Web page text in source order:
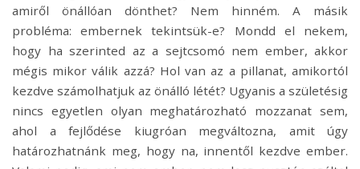
amiről önállóan dönthet? Nem hinném. A másik
probléma: embernek tekintsük-e? Mondd el nekem,
hogy ha szerinted az a sejtcsomó nem ember, akkor
mégis mikor válik azzá? Hol van az a pillanat, amikortól
kezdve számolhatjuk az önálló létét? Ugyanis a születésig
nincs egyetlen olyan meghatározható mozzanat sem,
ahol a fejlődése kiugróan megváltozna, amit úgy
határozhatnánk meg, hogy na, innentől kezdve ember.